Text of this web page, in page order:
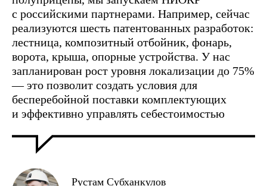
с российскими партнерами. Например, сейчас
реализуются шесть патентованных разработок:
лестница, композитный отбойник, фонарь,
ворота, крыша, опорные устройства. У нас
запланирован рост уровня локализации до 75%
— это позволит создать условия для
бесперебойной поставки комплектующих
и эффективно управлять себестоимостью
Рустам Субханкулов